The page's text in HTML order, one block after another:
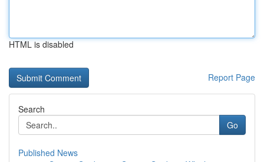
HTML is disabled
Report Page
Search
Go
Published News